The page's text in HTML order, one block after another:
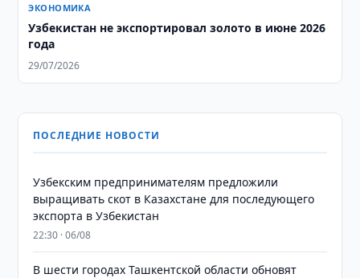
ЭКОНОМИКА
Узбекистан не экспортировал золото в июне 2026
года
29/07/2026
ПОСЛЕДНИЕ НОВОСТИ
Узбекским предпринимателям предложили
выращивать скот в Казахстане для последующего
экспорта в Узбекистан
22:30 · 06/08
В шести городах Ташкентской области обновят